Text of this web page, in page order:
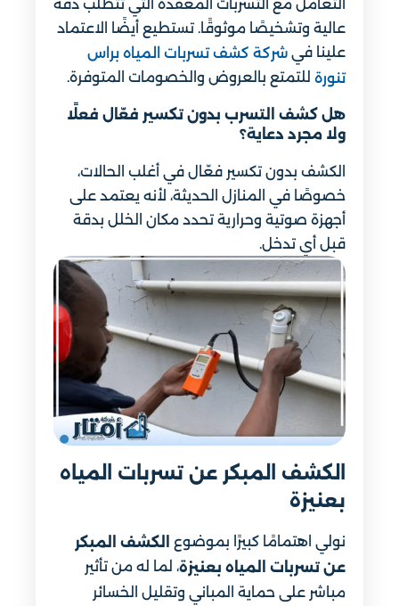
التعامل مع التسربات المعقدة التي تتطلب دقة
عالية وتشخيصًا موثوقًا. تستطيع أيضًا الاعتماد
علينا في شركة كشف تسربات المياه براس
تنورة للتمتع بالعروض والخصومات المتوفرة.
هل كشف التسرب بدون تكسير فعّال فعلًا
ولا مجرد دعاية؟
الكشف بدون تكسير فعّال في أغلب الحالات،
خصوصًا في المنازل الحديثة، لأنه يعتمد على
أجهزة صوتية وحرارية تحدد مكان الخلل بدقة
قبل أي تدخل.
الكشف المبكر عن تسربات المياه
بعنيزة
نولي اهتمامًا كبيرًا بموضوع
الكشف المبكر
عن تسربات المياه بعنيزة، لما له من تأثير
مباشر على حماية المباني وتقليل الخسائر